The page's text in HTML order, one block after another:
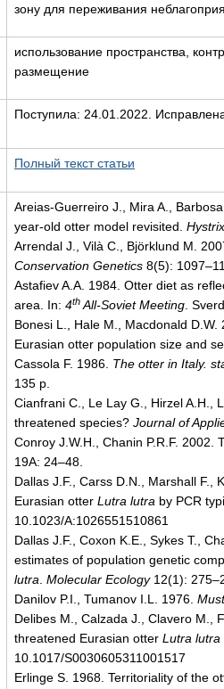
зону для переживания
использование пространства,
размещение
Поступила: 24.01.2022.
Полный текст статьи
Areias-Guerreiro J., Mira A.,
year-old otter model revisited. Hystrix
Arrendal J., Vilà C., Björklund M.
Conservation Genetics 8(5):
Astafiev A.A. 1984. Otter diet as
area. In: 4th All-Soviet Meeting .
Bonesi L., Hale M., Macdonald
Eurasian otter population size and
Cassola F. 1986. The otter in Italy.
135 p.
Cianfrani C., Le Lay G., Hirzel A.H.,
threatened species? Journal of
Conroy J.W.H., Chanin P.R.F. 2002.
19A: 24–48.
Dallas J.F., Carss D.N., Marshall F.,
Eurasian otter Lutra lutra by PCR
10.1023/A:1026551510861
Dallas J.F., Coxon K.E., Sykes T.,
estimates of population genetic
lutra Molecular Ecology12(1):
Danilov P.I., Tumanov I.L. 1976.
Delibes M., Calzada J., Clavero M.,
threatened Eurasian otter Lutra lutra
10.1017/S0030605311001517
Erlinge S. 1968. Territoriality of the